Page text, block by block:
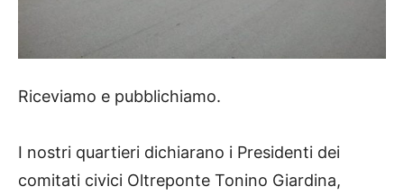
Riceviamo e pubblichiamo.
I nostri quartieri dichiarano i Presidenti dei
comitati civici Oltreponte Tonino Giardina,